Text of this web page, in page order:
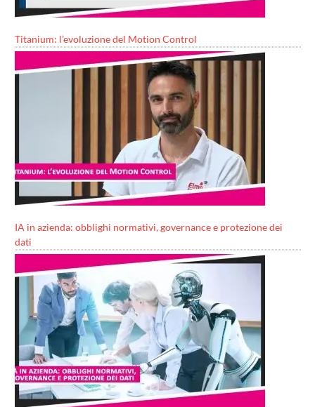
Titanium: l’evoluzione del Motion Control
IA in azienda: obblighi normativi, governance e protezione dei
dati